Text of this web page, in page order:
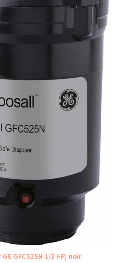
GFC525N 1/2 HP, noir